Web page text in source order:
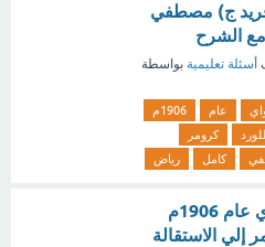
ج) مصطفي
الشرح
أسئلة تعليمية بواسطة
عام
1906م
كرومر
كامل رياض
عقب حادثة دنشواي عام 1906م
إلي الاستقالة